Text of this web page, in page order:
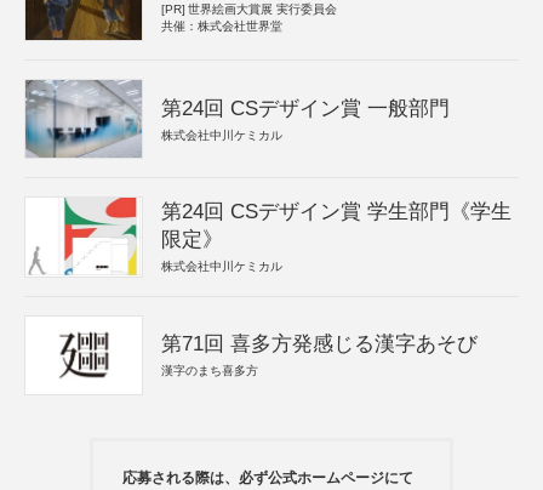
[PR] 世界絵画大賞展 実行委員会
共催：株式会社世界堂
第24回 CSデザイン賞 一般部門
株式会社中川ケミカル
第24回 CSデザイン賞 学生部門《学生
限定》
株式会社中川ケミカル
第71回 喜多方発感じる漢字あそび
漢字のまち喜多方
応募される際は、必ず公式ホームページにて